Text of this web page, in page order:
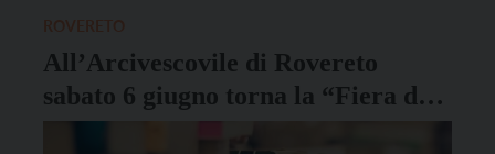
All’Arcivescovile di Rovereto
sabato 6 giugno torna la “Fiera del
Libro”